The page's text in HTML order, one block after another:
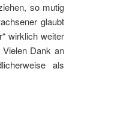
so mutig
glaubt
wirklich weiter
Dank an
als